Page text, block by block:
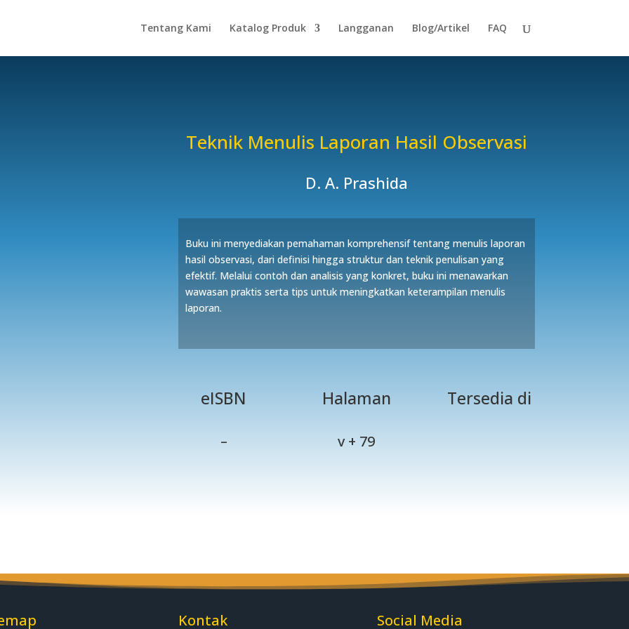
Tentang Kami Katalog Produk Langganan Blog/Artikel FAQ
Teknik Menulis Laporan Hasil Observasi
D. A. Prashida
Buku ini menyediakan pemahaman komprehensif tentang menulis laporan
hasil observasi, dari definisi hingga struktur dan teknik penulisan yang
efektif. Melalui contoh dan analisis yang konkret, buku ini menawarkan
wawasan praktis serta tips untuk meningkatkan keterampilan menulis
laporan.
eISBN
–
Halaman
v + 79
Tersedia di
Kontak Social Media